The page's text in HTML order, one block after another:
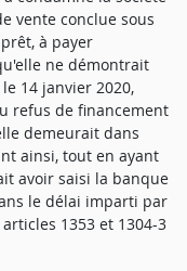
vente conclue sous
à payer
ne démontrait
14 janvier 2020,
refus de financement
demeurait dans
ainsi, tout en ayant
avoir saisi la banque
le délai imparti par
1353 et 1304-3